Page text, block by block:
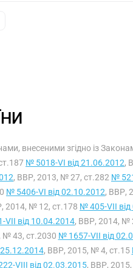
внесеними згідно із
№ 5018-VI від 21.06.2012,
, ВВР, 2013, № 27, ст.282 №
№ 5406-VI від 02.10.2012, ВВР,
2014, № 12, ст.178 № 405-VII
VII від 10.04.2014, ВВР, 2014, №
№ 43, ст.2030 № 1657-VII від
, ВВР, 2015, № 4, ст.15
VIII від 02.03.2015, ВВР,